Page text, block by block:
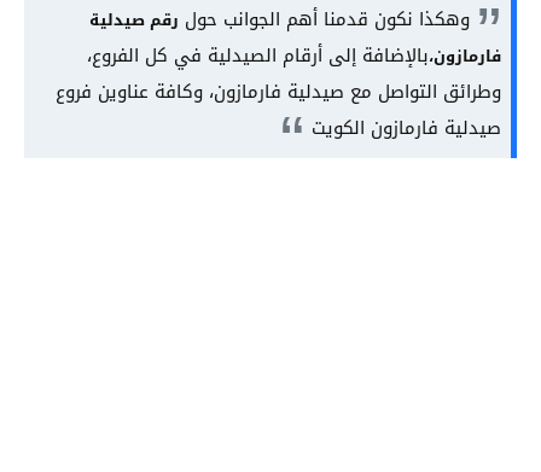
وهكذا نكون قدمنا أهم الجوانب حول رقم صيدلية
فارمازون،بالإضافة إلى أرقام الصيدلية في كل الفروع،
وطرائق التواصل مع صيدلية فارمازون، وكافة عناوين فروع
صيدلية فارمازون الكويت